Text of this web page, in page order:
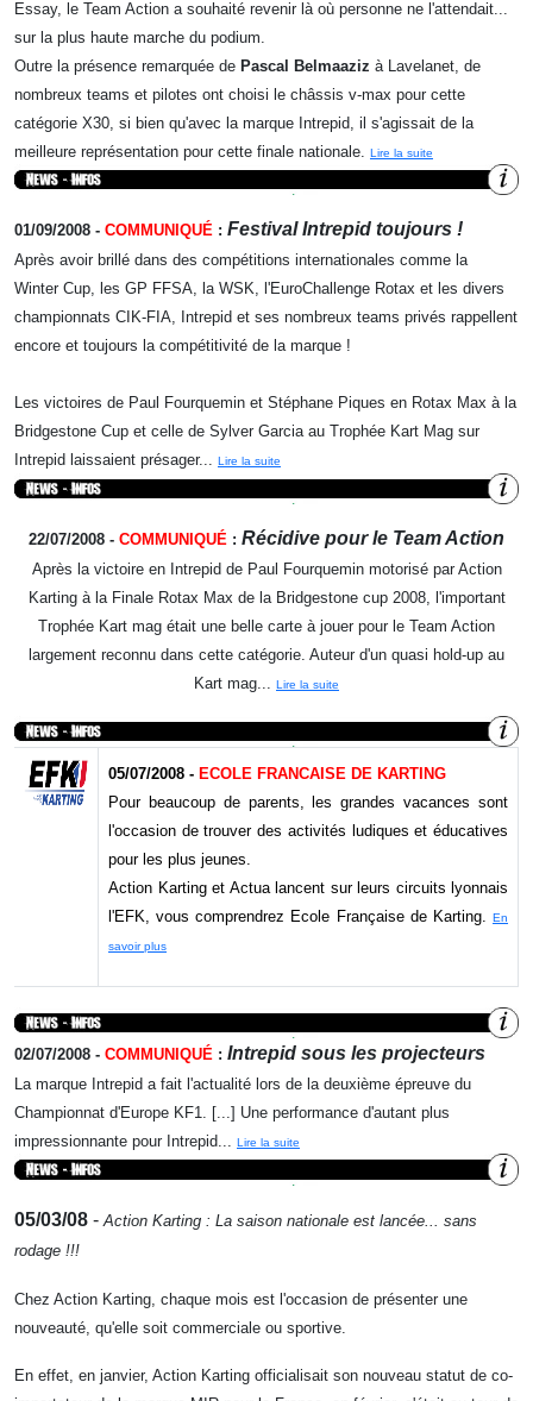
Essay, le Team Action a souhaité revenir là où personne ne l'attendait...
sur la plus haute marche du podium.
Outre la présence remarquée de Pascal Belmaaziz à Lavelanet, de
nombreux teams et pilotes ont choisi le châssis v-max pour cette
catégorie X30, si bien qu'avec la marque Intrepid, il s'agissait de la
meilleure représentation pour cette finale nationale.
Lire la suite
01/09/2008 - COMMUNIQUÉ : Festival Intrepid toujours !
Après avoir brillé dans des compétitions internationales comme la
Winter Cup, les GP FFSA, la WSK, l'EuroChallenge Rotax et les divers
championnats CIK-FIA, Intrepid et ses nombreux teams privés rappellent
encore et toujours la compétitivité de la marque !
Les victoires de Paul Fourquemin et Stéphane Piques en Rotax Max à la
Bridgestone Cup et celle de Sylver Garcia au Trophée Kart Mag sur
Intrepid laissaient présager... Lire la suite
22/07/2008 - COMMUNIQUÉ : Récidive pour le Team Action
Après la victoire en Intrepid de Paul Fourquemin motorisé par Action
Karting à la Finale Rotax Max de la Bridgestone cup 2008, l'important
Trophée Kart mag était une belle carte à jouer pour le Team Action
largement reconnu dans cette catégorie. Auteur d'un quasi hold-up au
Kart mag... Lire la suite
05/07/2008 - ECOLE FRANCAISE DE KARTING
Pour beaucoup de parents, les grandes vacances sont
l'occasion de trouver des activités ludiques et éducatives
pour les plus jeunes.
Action Karting et Actua lancent sur leurs circuits lyonnais
l'EFK, vous comprendrez Ecole Française de Karting.
En
savoir plus
02/07/2008 - COMMUNIQUÉ : Intrepid sous les projecteurs
La marque Intrepid a fait l'actualité lors de la deuxième épreuve du
Championnat d'Europe KF1. [...] Une performance d'autant plus
impressionnante pour Intrepid...
Lire la suite
05/03/08 - Action Karting : La saison nationale est lancée... sans
rodage !!!
Chez Action Karting, chaque mois est l'occasion de présenter une
nouveauté, qu'elle soit commerciale ou sportive.
En effet, en janvier, Action Karting officialisait son nouveau statut de co-